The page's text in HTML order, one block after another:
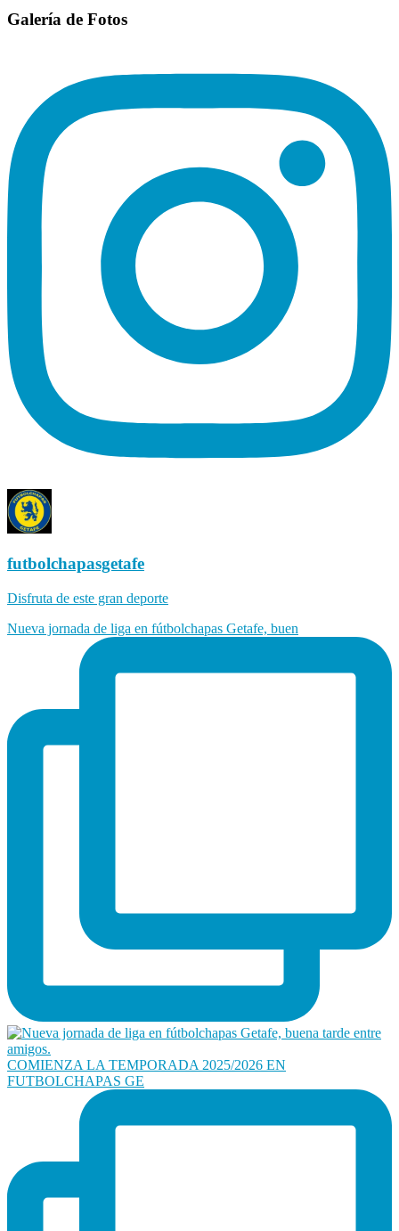
Galería de Fotos
futbolchapasgetafe
Disfruta de este gran deporte
Nueva jornada de liga en fútbolchapas Getafe, buen
COMIENZA LA TEMPORADA 2025/2026 EN
FUTBOLCHAPAS GE